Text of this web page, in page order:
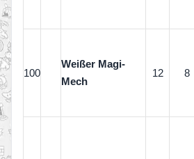
100
Weißer Magi-
Mech
12 8